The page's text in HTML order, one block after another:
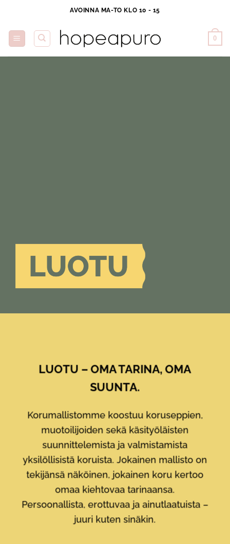
content
AVOINNA MA-TO KLO 10 - 15
0
LUOTU – OMA TARINA, OMA
SUUNTA.
Korumallistomme koostuu koruseppien,
muotoilijoiden sekä käsityöläisten
suunnittelemista ja valmistamista
yksilöllisistä koruista. Jokainen mallisto on
tekijänsä näköinen, jokainen koru kertoo
omaa kiehtovaa tarinaansa.
Persoonallista, erottuvaa ja ainutlaatuista –
juuri kuten sinäkin.